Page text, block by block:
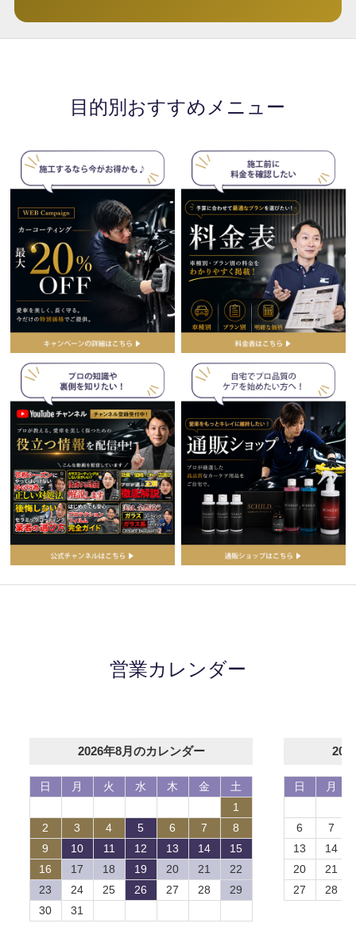
目的別おすすめメニュー
営業カレンダー
2026年8月のカレンダー
日 月 火 水 木 金
土
1
2
3 4 5 6 7
8
9
10 11 12 13 14
15
16
17 18 19 20 21
22
23
24 25 26 27 28
29
30
31
日 月
6
7
13
14
20
21
27
28